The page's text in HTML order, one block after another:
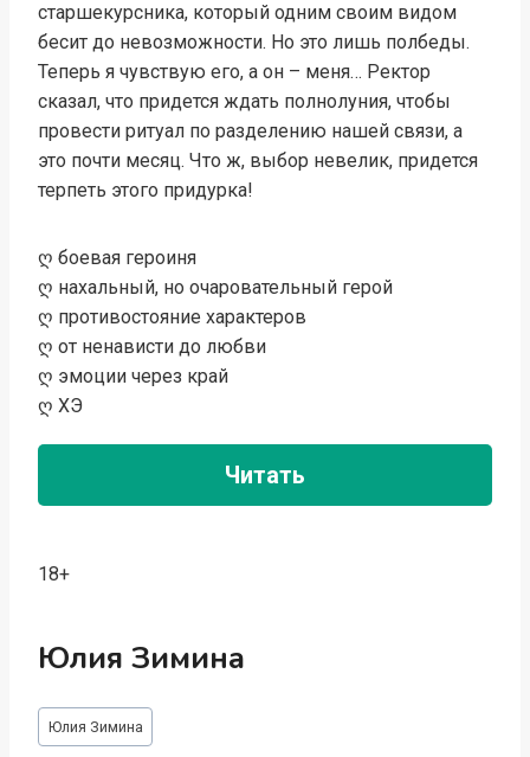
старшекурсника, который одним своим видом
бесит до невозможности. Но это лишь полбеды.
Теперь я чувствую его, а он – меня… Ректор
сказал, что придется ждать полнолуния, чтобы
провести ритуал по разделению нашей связи, а
это почти месяц. Что ж, выбор невелик, придется
терпеть этого придурка!
ღ боевая героиня
ღ нахальный, но очаровательный герой
ღ противостояние характеров
ღ от ненависти до любви
ღ эмоции через край
ღ ХЭ
Читать
18+
Юлия Зимина
Метки
записи:
Юлия Зимина